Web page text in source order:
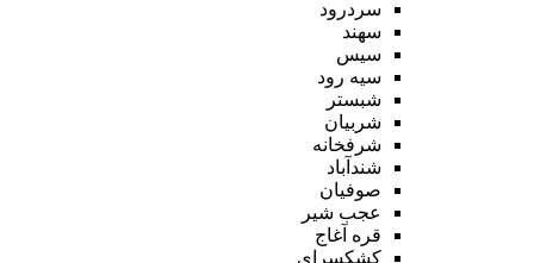
سردرود
سهند
سیس
سیه رود
شبستر
شربیان
شرفخانه
شندآباد
صوفیان
عجب شیر
قره آغاج
کشکسرای